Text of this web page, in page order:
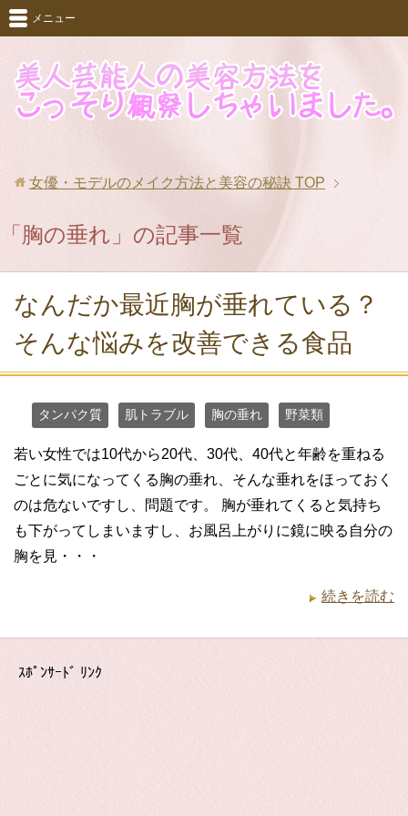
メニュー
女優・モデルのメイク方法と美容の秘訣 TOP
「胸の垂れ」の記事一覧
なんだか最近胸が垂れている？
そんな悩みを改善できる食品
タンパク質 肌トラブル 胸の垂れ 野菜類
若い女性では10代から20代、30代、40代と年齢を重ねる
ごとに気になってくる胸の垂れ、そんな垂れをほっておく
のは危ないですし、問題です。 胸が垂れてくると気持ち
も下がってしまいますし、お風呂上がりに鏡に映る自分の
胸を見・・・
続きを読む
ｽﾎﾟﾝｻｰﾄﾞ ﾘﾝｸ